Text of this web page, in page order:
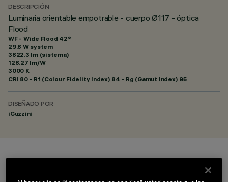
DESCRIPCIÓN
Luminaria orientable empotrable - cuerpo Ø117 - óptica
Flood
WF - Wide Flood 42°
29.8 W system
3822.3 lm (sistema)
128.27 lm/W
3000 K
CRI 80- Rf (Colour Fidelity Index) 84 - Rg (Gamut Index) 95
DISEÑADO POR
iGuzzini